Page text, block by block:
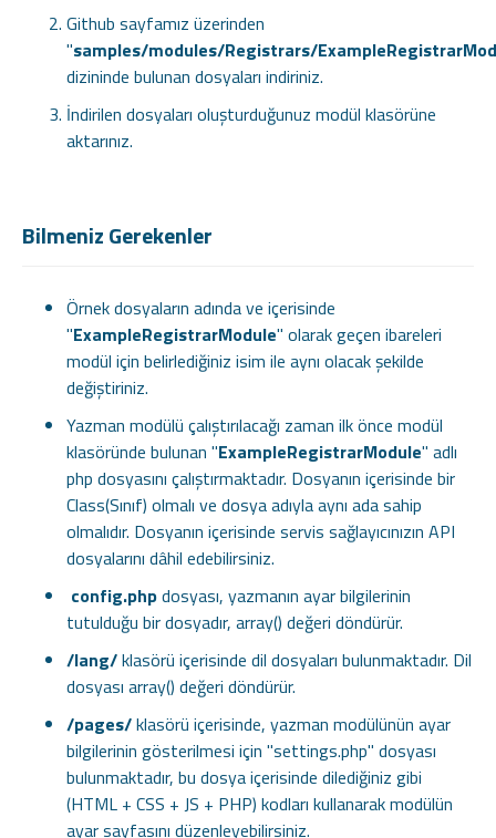
Github sayfamız üzerinden
"samples/modules/Registrars/
dizininde bulunan dosyaları indiriniz.
İndirilen dosyaları oluşturduğunuz modül klasörüne
aktarınız.
Bilmeniz Gerekenler
Örnek dosyaların adında ve içerisinde
"ExampleRegistrarModule" olarak geçen ibareleri
modül için belirlediğiniz isim ile aynı olacak şekilde
değiştiriniz.
Yazman modülü çalıştırılacağı zaman ilk önce modül
klasöründe bulunan "ExampleRegistrarModule" adlı
php dosyasını çalıştırmaktadır. Dosyanın içerisinde bir
Class(Sınıf) olmalı ve dosya adıyla aynı ada sahip
olmalıdır. Dosyanın içerisinde servis sağlayıcınızın API
dosyalarını dâhil edebilirsiniz.
config.phpdosyası, yazmanın ayar bilgilerinin
tutulduğu bir dosyadır, array() değeri döndürür.
/lang/klasörü içerisinde dil dosyaları bulunmaktadır. Dil
dosyası array() değeri döndürür.
/pages/klasörü içerisinde, yazman modülünün ayar
bilgilerinin gösterilmesi için "settings.php" dosyası
bulunmaktadır, bu dosya içerisinde dilediğiniz gibi
(HTML + CSS + JS + PHP) kodları kullanarak modülün
ayar sayfasını düzenleyebilirsiniz.